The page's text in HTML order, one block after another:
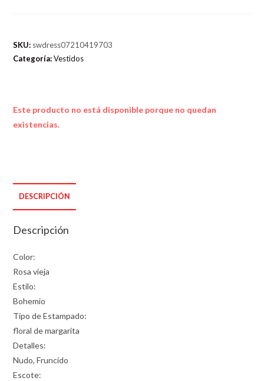
SKU: swdress07210419703
Categoría:Vestidos
Este producto no está disponible porque no quedan
existencias.
DESCRIPCIÓN
Descripción
Color:
Rosa vieja
Estilo:
Bohemio
Tipo de Estampado:
floral de margarita
Detalles:
Nudo, Fruncido
Escote: